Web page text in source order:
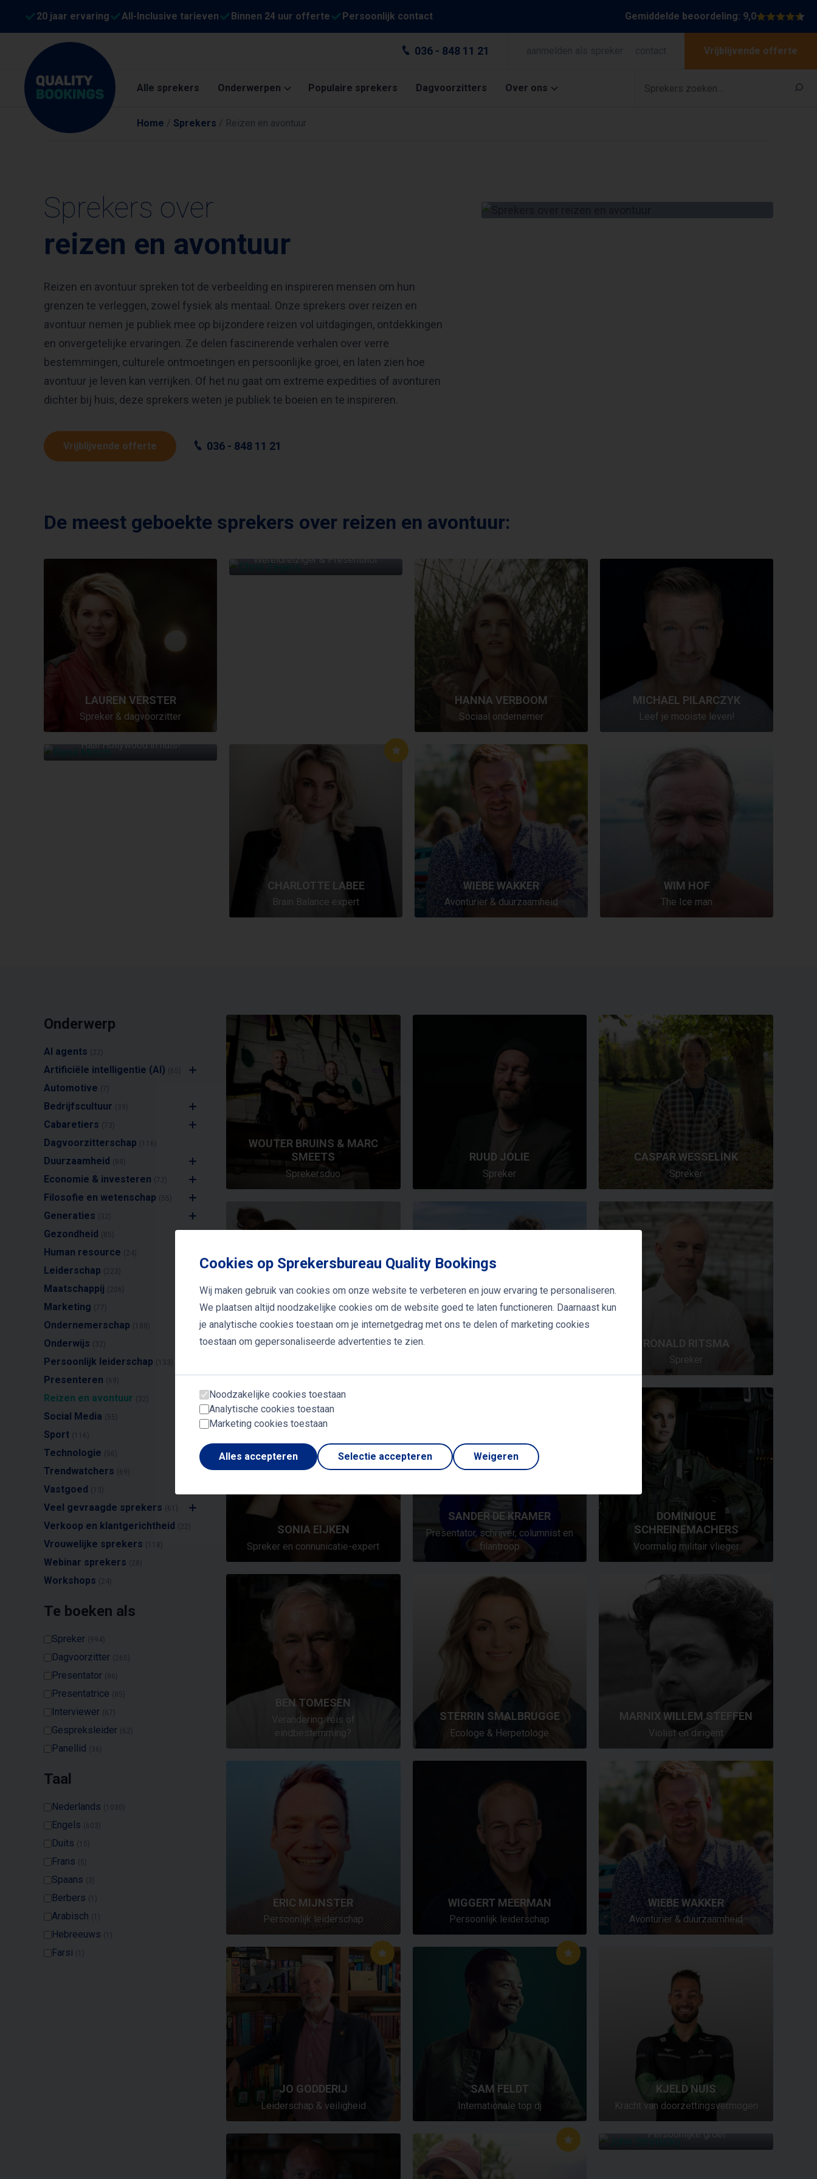
20 jaar ervaring All-Inclusive tarieven Binnen 24 uur offerte Persoonlijk contact Gemiddelde beoordeling: 9,0
036 - 848 11 21 Vrijblijvende offerte
Alle sprekers Onderwerpen Populaire sprekers Dagvoorzitters Over ons
Home / Sprekers / Reizen en avontuur
Sprekers over
reizen en avontuur
Reizen en avontuur spreken tot de verbeelding en inspireren mensen om hun
grenzen te verleggen, zowel fysiek als mentaal. Onze sprekers over reizen en
avontuur nemen je publiek mee op bijzondere reizen vol uitdagingen, ontdekkingen
en onvergetelijke ervaringen. Ze delen fascinerende verhalen over verre
bestemmingen, culturele ontmoetingen en persoonlijke groei, en laten zien hoe
avontuur je leven kan verrijken. Of het nu gaat om extreme expedities of avonturen
dichter bij huis, deze sprekers weten je publiek te boeien en te inspireren.
Vrijblijvende offerte 036 - 848 11 21
De meest geboekte sprekers over reizen en avontuur:
LAUREN VERSTER
Spreker & dagvoorzitter
Wereldreiziger & Presentator
HANNA VERBOOM
Sociaal ondernemer
MICHAEL PILARCZYK
Leef je mooiste leven!
Haal Hollywood in huis!
CHARLOTTE LABEE
Brain Balance expert
WIEBE WAKKER
Avonturier & duurzaamheid
WIM HOF
The Ice man
Onderwerp
AI agents (22)
Artificiële intelligentie (AI) (65)
Automotive (7)
Bedrijfscultuur (39)
Cabaretiers (73)
Dagvoorzitterschap (116)
Duurzaamheid (88)
Economie & investeren (72)
Filosofie en wetenschap (55)
Generaties (32)
Gezondheid (85)
Human resource (24)
Leiderschap (223)
Maatschappij (206)
Marketing (77)
Ondernemerschap (188)
Onderwijs (32)
Persoonlijk leiderschap (133)
Presenteren (69)
Reizen en avontuur (32)
Social Media (55)
Sport (116)
Technologie (56)
Trendwatchers (69)
Vastgoed (13)
Veel gevraagde sprekers (61)
Verkoop en klantgerichtheid (22)
Vrouwelijke sprekers (118)
Webinar sprekers (28)
Workshops (24)
Te boeken als
Spreker (994)
Dagvoorzitter (265)
Presentator (86)
Presentatrice (85)
Interviewer (67)
Gespreksleider (62)
Panellid (36)
Taal
Nederlands (1030)
Engels (603)
Duits (15)
Frans (5)
Spaans (3)
Berbers (1)
Arabisch (1)
Hebreeuws (1)
Farsi (1)
WOUTER BRUINS & MARC
SMEETS
Sprekersduo
RUUD JOLIE
Spreker
CASPAR WESSELINK
Spreker
NATHALIE STRENG RONALD RITSMA
Spreker
SONIA EIJKEN
Spreker en connunicatie-expert
SANDER DE KRAMER
Presentator, schrijver, columnist en
filantroop
DOMINIQUE
SCHREINEMACHERS
Voormalig militair vlieger
BEN TOMESEN
Verandering: reis of
eindbestemming?
STERRIN SMALBRUGGE
Ecologe & Herpetologe
MARNIX WILLEM STEFFEN
Violist en dirigent
ERIC MIJNSTER
Persoonlijk leiderschap
WIGGERT MEERMAN
Persoonlijk leiderschap
WIEBE WAKKER
Avonturier & duurzaamheid
JO GODDERIJ
Leiderschap & veiligheid
SAM FELDT
Internationale top dj
KJELD NUIS
Kracht van doorzettingsvermogen
Persoonlijke groei
Cookies op Sprekersbureau Quality Bookings
Wij maken gebruik van cookies om onze website te verbeteren en jouw ervaring te personaliseren.
We plaatsen altijd noodzakelijke cookies om de website goed te laten functioneren. Daarnaast kun
je analytische cookies toestaan om je internetgedrag met ons te delen of marketing cookies
toestaan om gepersonaliseerde advertenties te zien.
Noodzakelijke cookies toestaan
Analytische cookies toestaan
Marketing cookies toestaan
Alles accepteren Selectie accepteren Weigeren